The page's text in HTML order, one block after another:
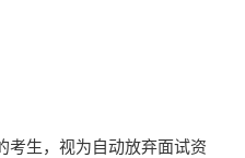
考生，视为自动放弃面试资